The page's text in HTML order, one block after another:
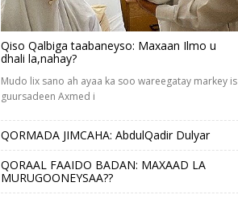
Qiso Qalbiga taabaneyso: Maxaan Ilmo u
dhali la,nahay?
Mudo lix sano ah ayaa ka soo wareegatay markey is
guursadeen Axmed i
QORMADA JIMCAHA: AbdulQadir Dulyar
QORAAL FAAIDO BADAN: MAXAAD LA
MURUGOONEYSAA??